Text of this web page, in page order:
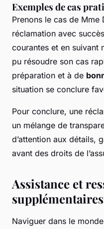
Exemples de cas
Prenons le cas de Mme
réclamation avec
courantes et en suivant
pu résoudre son cas
préparation et à de
situation se conclure
Pour conclure, une
un mélange de
d’attention aux détails,
avant des droits de
Assistance et
supplémentaires
Naviguer dans le monde